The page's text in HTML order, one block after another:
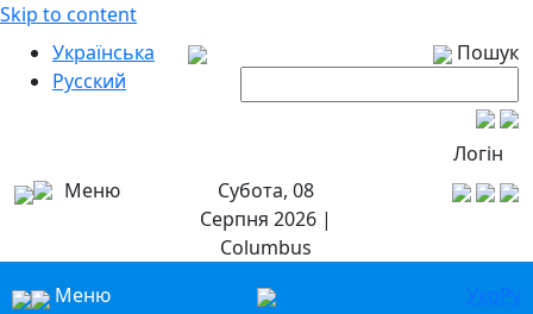
Skip to content
Українська
Русский
Пошук
Логін
Меню
Субота, 08
Серпня 2026 |
Columbus
Меню
УкрРу